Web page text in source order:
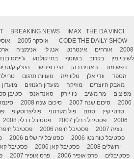
BREAKING NEWS IMAX
THE DA VINCI
CODE THE DAILY SHOW אוסקר 2005 אוסקר
2008
אורחים אינטרנט אנג לי אנימציה
לשינוי מין
בקרוב בשוטף בתי קולנוע ג'יימס
דפש מוד
האחים כהן היי דפינישן היצ'קוק/
הספד
וודי אלן טלוויזיה טעויות תרגום
מאבק היוצרים
מוזיקה מועדון הגנוזים מועדון
מפיצים
מר משיב ניו יורק סאנדאנס סטיבן
2006
סיכום שנה 2007 סיכום שנה 2008
סרטי קיץ
סתם פול מקרטני פוליצרוסקופ
2006
פסטיבל ברלין 2007 פסטיבל ברלין 2008
ונציה 2007
פסטיבל חיפה 2006 פסטיבל חיפה 2007
פסטיבל טורונטו 2006
פסטיבל ירושלים 2006
ירושלים 2008
פסטיבל קאן 2006 פסטיבל קאן
פסטיבלים
פרס אופיר 2006 פרס אופיר 2007